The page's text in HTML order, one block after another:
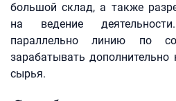
большой склад, а также
на ведение
параллельно линию по
зарабатывать
сырья.